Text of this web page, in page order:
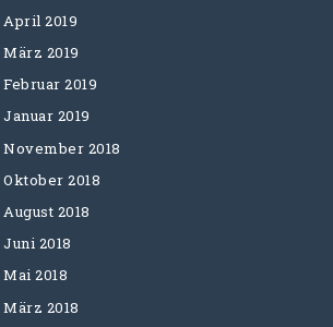
April 2019
März 2019
Februar 2019
Januar 2019
November 2018
Oktober 2018
August 2018
Juni 2018
Mai 2018
März 2018